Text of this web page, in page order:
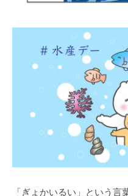
「ぎょかいるい」という言